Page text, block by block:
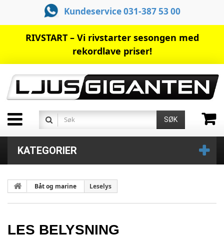
Kundeservice 031-387 53 00
RIVSTART – Vi rivstarter sesongen med
rekordlave priser!
SØK
KATEGORIER
Båt og marine Leselys
LES BELYSNING